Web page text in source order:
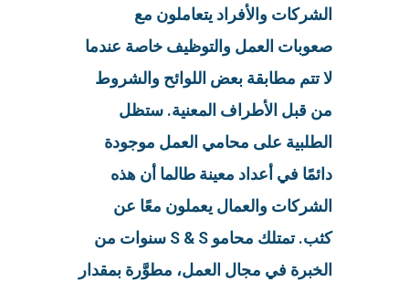
الشركات والأفراد يتعاملون مع
صعوبات العمل والتوظيف خاصة عندما
لا تتم مطابقة بعض اللوائح والشروط
من قبل الأطراف المعنية. ستظل
الطلبية على محامي العمل موجودة
دائمًا في أعداد معينة طالما أن هذه
الشركات والعمال يعملون معًا عن
كثب. تمتلك محامو S & S سنوات من
الخبرة في مجال العمل، مطوَّرة بمقدار